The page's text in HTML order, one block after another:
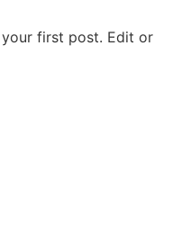
your first post. Edit or